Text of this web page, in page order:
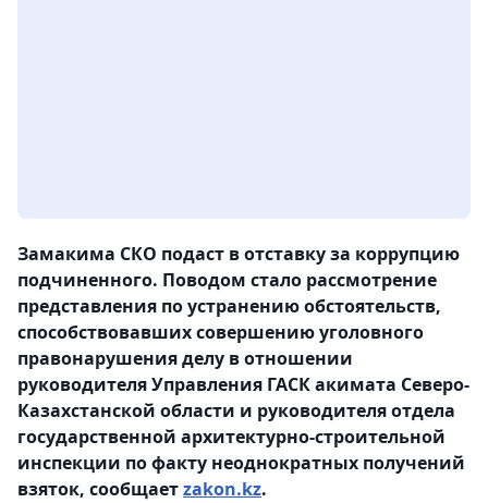
Замакима СКО подаст в отставку за коррупцию
подчиненного. Поводом стало рассмотрение
представления по устранению обстоятельств,
способствовавших совершению уголовного
правонарушения делу в отношении
руководителя Управления ГАСК акимата Северо-
Казахстанской области и руководителя отдела
государственной архитектурно-строительной
инспекции по факту неоднократных получений
взяток, сообщаетzakon.kz.